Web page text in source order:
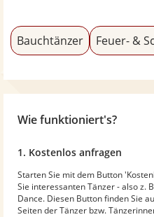
Bauchtänzer Feuer- &
Wie funktioniert's?
1. Kostenlos anfragen
Starten Sie mit dem Button
Sie interessanten Tänzer - also z.
Dance. Diesen Button finden Sie
Seiten der Tänzer bzw.